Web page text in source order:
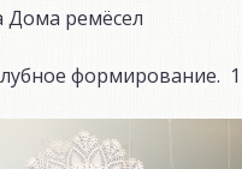
Дома ремёсел